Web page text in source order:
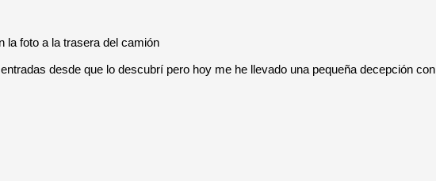
la foto a la trasera del camión
desde que lo descubrí pero hoy me he llevado una pequeña decepción con